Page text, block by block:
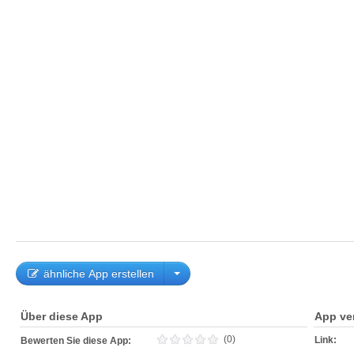
ähnliche App erstellen
Über diese App
Bewerten Sie diese App: (0)
App
Link: